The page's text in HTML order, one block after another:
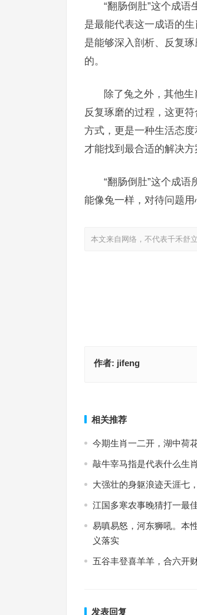
“翻肠倒肚”这个成
是最能代表这一成语的
是能够深入剖析、反复
的。
除了兔之外，其他生
反复琢磨的过程，这更
方式，更是一种生活态
才能找到最合适的解决方
“翻肠倒肚”这个成
能像兔一样，对待问题
本文来自网络，不代表千禾舒
作者: jifeng
相关推荐
今期生肖一二开，湖中荷
敲牛宰马指是代表什么生
大强壮的身躯浪迹天涯七
江国多寒农事晚猜打一最
易嗔易怒，河东狮吼。本
义落实
五谷丰登喜羊羊，合六开
发表回复